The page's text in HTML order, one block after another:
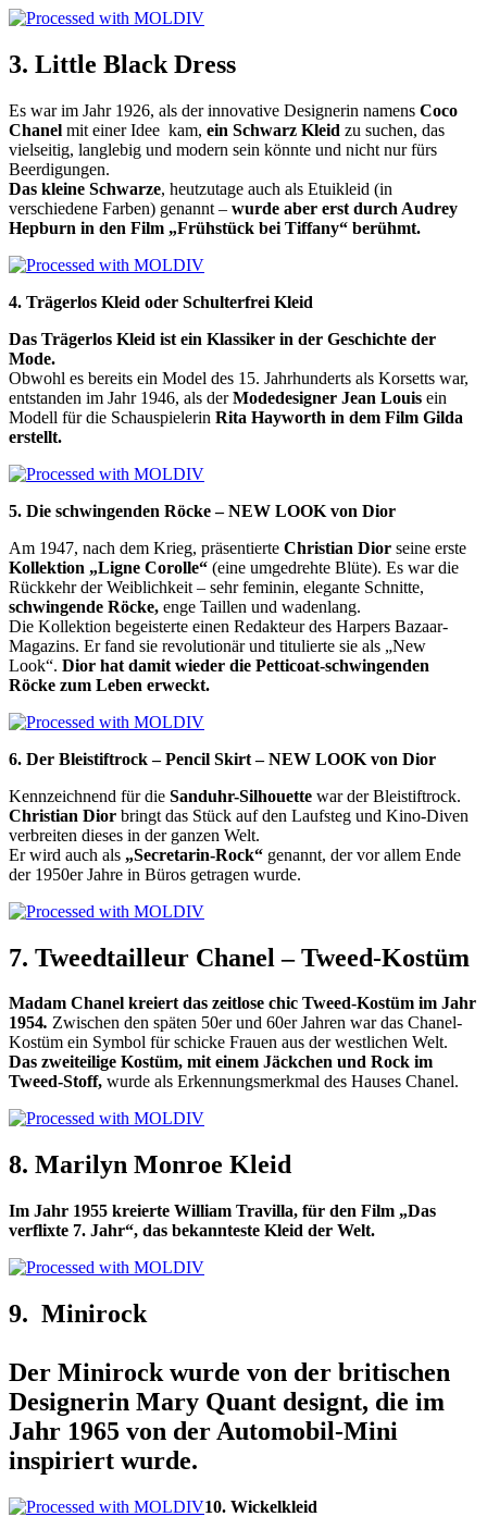
3. Little Black Dress
Es war im Jahr 1926, als der innovative Designerin namens Coco
Chanel mit einer Idee kam, ein Schwarz Kleid zu suchen, das
vielseitig, langlebig und modern sein könnte und nicht nur fürs
Beerdigungen.
Das kleine Schwarze, heutzutage auch als Etuikleid (in
verschiedene Farben) genannt – wurde aber erst durch Audrey
Hepburn in den Film „Frühstück bei Tiffany“ berühmt.
4. Trägerlos Kleid oder Schulterfrei Kleid
Das Trägerlos Kleid ist ein Klassiker in der Geschichte der
Mode.
Obwohl es bereits ein Model des 15. Jahrhunderts als Korsetts war,
entstanden im Jahr 1946, als derModedesigner Jean Louis ein
Modell für die Schauspielerin Rita Hayworth in dem Film Gilda
erstellt.
5. Die schwingenden Röcke – NEW LOOK von Dior
Am 1947, nach dem Krieg, präsentierte Christian Dior seine erste
Kollektion „Ligne Corolle“ (eine umgedrehte Blüte). Es war die
Rückkehr der Weiblichkeit – sehr feminin, elegante Schnitte,
schwingende Röcke, enge Taillen und wadenlang.
Die Kollektion begeisterte einen Redakteur des Harpers Bazaar-
Magazins. Er fand sie revolutionär und titulierte sie als „New
Look“. Dior hat damit wieder die Petticoat-schwingenden
Röcke zum Leben erweckt.
6. Der Bleistiftrock – Pencil Skirt – NEW LOOK von Dior
Kennzeichnend für die Sanduhr-Silhouette war der Bleistiftrock.
Christian Dior bringt das Stück auf den Laufsteg und Kino-Diven
verbreiten dieses in der ganzen Welt.
Er wird auch als „Secretarin-Rock“ genannt, der vor allem Ende
der 1950er Jahre in Büros getragen wurde.
7. Tweedtailleur Chanel – Tweed-Kostüm
Madam Chanel kreiert das zeitlose chic Tweed-Kostüm im Jahr
1954. Zwischen den späten 50er und 60er Jahren war das Chanel-
Kostüm ein Symbol für schicke Frauen aus der westlichen Welt.
Das zweiteilige Kostüm, mit einem Jäckchen und Rock im
Tweed-Stoff, wurde als Erkennungsmerkmal des Hauses Chanel.
8. Marilyn Monroe Kleid
Im Jahr 1955 kreierte William Travilla, für den Film „Das
verflixte 7. Jahr“, das bekannteste Kleid der Welt.
9. Minirock
Der Minirock wurde von der britischen
Designerin Mary Quant designt, die im
Jahr 1965 von der Automobil-Mini
inspiriert wurde.
10. Wickelkleid